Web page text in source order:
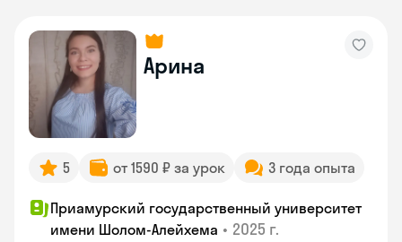
Арина
5 от 1590 ₽ за урок 3 года опыта
Приамурский государственный университет
имени Шолом-Алейхема • 2025 г.